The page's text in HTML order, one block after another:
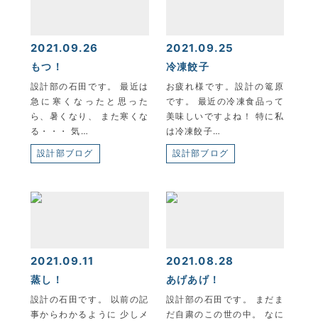
2021.09.26
もつ！
設計部の石田です。 最近は
急に寒くなったと思った
ら、暑くなり、 また寒くな
る・・・ 気…
設計部ブログ
2021.09.25
冷凍餃子
お疲れ様です。設計の篭原
です。 最近の冷凍食品って
美味しいですよね！ 特に私
は冷凍餃子…
設計部ブログ
2021.09.11
蒸し！
設計の石田です。 以前の記
事からわかるように 少しメ
2021.08.28
あげあげ！
設計部の石田です。 まだま
だ自粛のこの世の中。 なに